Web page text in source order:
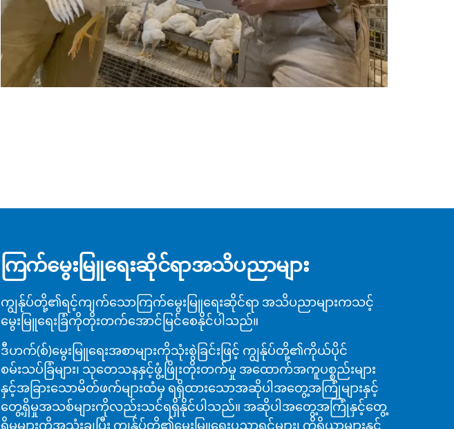
ကြက်မွေးမြူရေးဆိုင်ရာအသိပညာများ
ကျွန်ုပ်တို့၏ရင့်ကျက်သောကြက်မွေးမြူရေးဆိုင်ရာ အသိပညာများကသင့်
မွေးမြူရေးခြံကိုတိုးတက်အောင်မြင်စေနိုင်ပါသည်။
ဒီဟက်(စ်)မွေးမြူရေးအစာများကိုသုံးစွဲခြင်းဖြင့် ကျွန်ုပ်တို့၏ကိုယ်ပိုင်
စမ်းသပ်ခြံများ၊ သုတေသနနှင့်ဖွံ့ဖြိုးတိုးတက်မှု အထောက်အကူပစ္စည်းများ
နှင့်အခြားသောမိတ်ဖက်များထံမှ ရရှိထားသောအဆိုပါအတွေ့အကြုံများနှင့်
တွေ့ရှိမှုအသစ်များကိုလည်းသင်ရရှိနိုင်ပါသည်။ အဆိုပါအတွေ့အကြုံနှင့်တွေ့
ရှိမှုများကိုအသုံးချပြီး ကျွန်ုပ်တို့၏မွေးမြူရေးပညာရှင်များ၊ ကိရိယာများနှင့်